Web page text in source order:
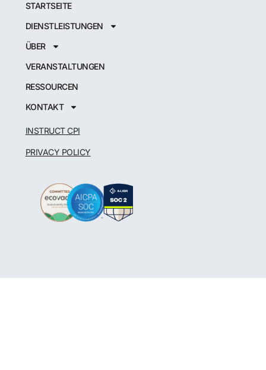
STARTSEITE
DIENSTLEISTUNGEN
ÜBER
VERANSTALTUNGEN
RESSOURCEN
KONTAKT
INSTRUCT CPI
PRIVACY POLICY